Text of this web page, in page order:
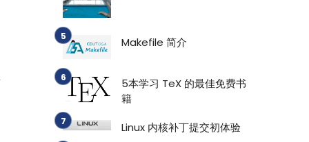
Makefile 简介
5本学习 TeX 的最佳免费书
籍
Linux 内核补丁提交初体验